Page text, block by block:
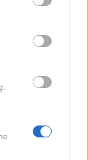
party tags to
below Google
iz aronije.